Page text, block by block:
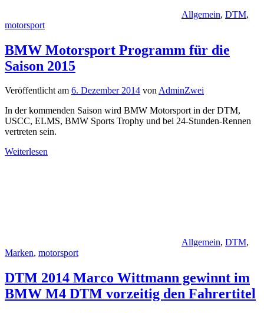
Allgemein, DTM,
motorsport
BMW Motorsport Programm für die
Saison 2015
Veröffentlicht am 6. Dezember 2014 vonAdminZwei
In der kommenden Saison wird BMW Motorsport in der DTM,
USCC, ELMS, BMW Sports Trophy und bei 24-Stunden-Rennen
vertreten sein.
Weiterlesen
Allgemein, DTM,
Marken, motorsport
DTM 2014 Marco Wittmann gewinnt im
BMW M4 DTM vorzeitig den Fahrertitel